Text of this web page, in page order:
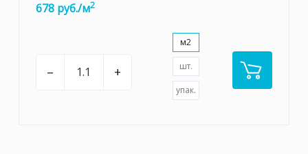
678 руб./м2
– +
м2
шт.
упак.